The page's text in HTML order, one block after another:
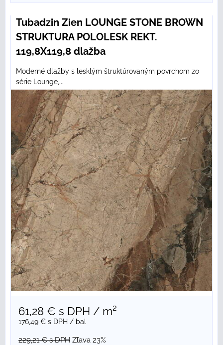
Tubadzin Zien LOUNGE STONE BROWN
STRUKTURA POLOLESK REKT.
119,8X119,8 dlažba
Moderné dlažby s lesklým štruktúrovaným povrchom zo
série Lounge,...
61,28 € s DPH / m²
176,49 € s DPH / bal
229,21 €s DPH Zľava 23%